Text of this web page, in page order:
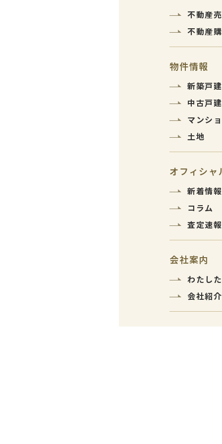
不動産
不動産
物件情報
新築戸
中古戸
マンシ
土地
オフィシャ
新着情報
コラム
査定速報
会社案内
わたし
会社紹介